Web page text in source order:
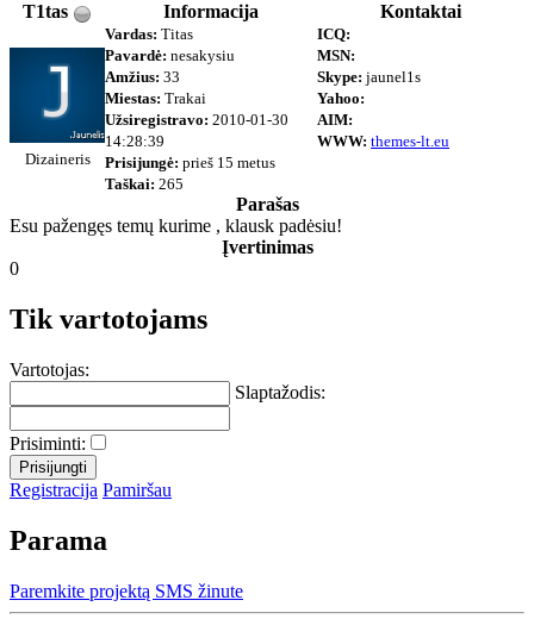
T1tas Informacija Kontaktai
Dizaineris
Vardas: Titas
Pavardė: nesakysiu
Amžius: 33
Miestas: Trakai
Užsiregistravo: 2010-01-30
14:28:39
Prisijungė: prieš 15 metus
Taškai: 265
ICQ:
MSN:
Skype: jaunel1s
Yahoo:
AIM:
WWW: themes-lt.eu
Parašas
Esu pažengęs temų kurime , klausk padėsiu!
Įvertinimas
0
Tik vartotojams
Vartotojas:
Slaptažodis:
Prisiminti:
Registracija Pamiršau
Parama
Paremkite projektą SMS žinute